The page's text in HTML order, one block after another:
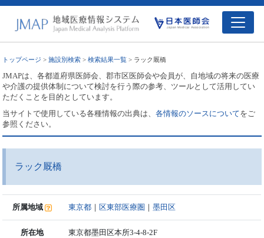
トップページ >施設別検索 >検索結果一覧 > ラック厩橋
JMAPは、各都道府県医師会、郡市区医師会や会員が、自地域の将来の医療
や介護の提供体制について検討を行う際の参考、ツールとして活用してい
ただくことを目的としています。
当サイトで使用している各種情報の出典は、各情報のソースについてをご
参照ください。
ラック厩橋
所属地域 東京都 ｜区東部医療圏 ｜墨田区
所在地 東京都墨田区本所3-4-8-2F